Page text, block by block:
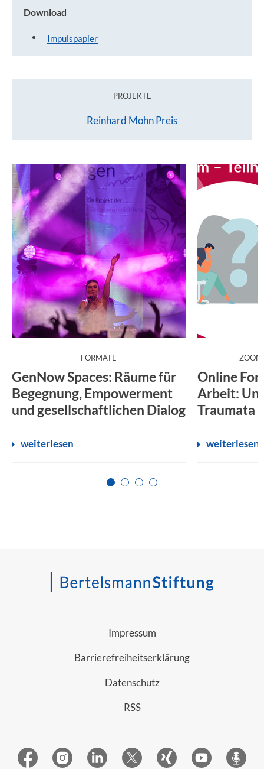
Download
Impulspapier
PROJEKTE
Reinhard Mohn Preis
FORMATE
GenNow Spaces: Räume für
Begegnung, Empowerment
und gesellschaftlichen Dialog
weiterlesen
Online
Arbeit:
Traumata
weiterlesen
Zur Seite 1
Zur Seite 2
Zur Seite 3
Zur Seite 4
Impressum
Barrierefreiheitserklärung
Datenschutz
RSS